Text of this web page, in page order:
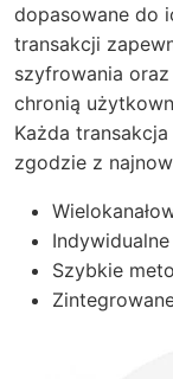
dopasowane do
transakcji
szyfrowania
chronią
Każda
zgodzie z
Szybkie